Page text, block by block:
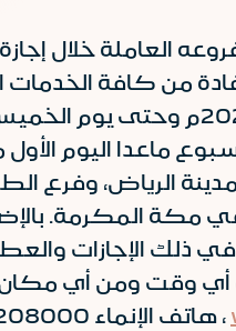
من كافة الخدمات
ماعدا اليوم
الرياض، وفرع
مكة المكرمة.
ذلك الإجازات
وقت ومن أي مكان